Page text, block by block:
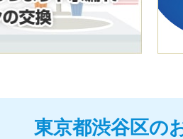
東京都渋谷区の